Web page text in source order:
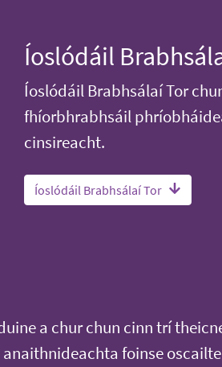
Íoslódáil
Íoslódáil Brabhsálaí Tor
fhíorbhrabhsáil
cinsireacht.
Íoslódáil Brabhsálaí Tor
a chur chun cinn trí
foinse